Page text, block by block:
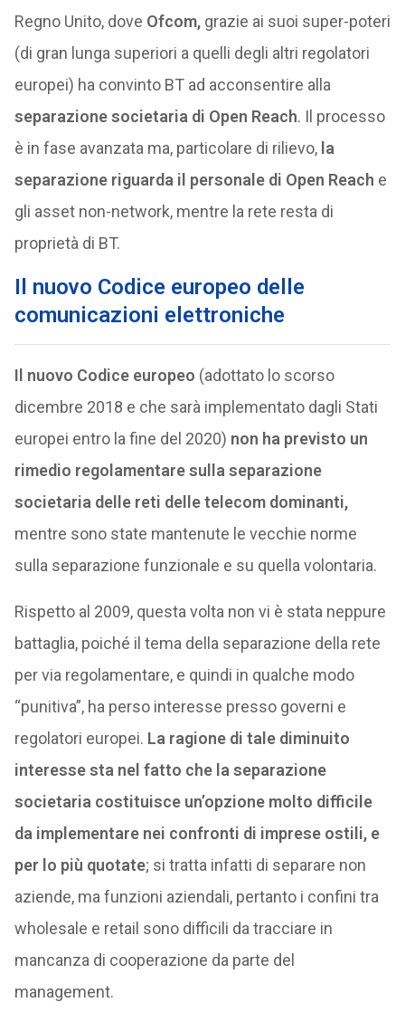
Regno Unito, dove Ofcom,grazie ai suoi super-poteri
(di gran lunga superiori a quelli degli altri regolatori
europei) ha convinto BT ad acconsentire alla
separazione societaria di Open Reach. Il processo
è in fase avanzata ma, particolare di rilievo, la
separazione riguarda il personale di Open Reach e
gli asset non-network, mentre la rete resta di
proprietà di BT.
Il nuovo Codice europeo delle
comunicazioni elettroniche
Il nuovo Codice europeo (adottato lo scorso
dicembre 2018 e che sarà implementato dagli Stati
europei entro la fine del 2020) non ha previsto un
rimedio regolamentare sulla separazione
societaria delle reti delle telecom dominanti,
mentre sono state mantenute le vecchie norme
sulla separazione funzionale e su quella volontaria.
Rispetto al 2009, questa volta non vi è stata neppure
battaglia, poiché il tema della separazione della rete
per via regolamentare, e quindi in qualche modo
“punitiva”, ha perso interesse presso governi e
regolatori europei. La ragione di tale diminuito
interesse sta nel fatto che la separazione
societaria costituisce un’opzione molto difficile
da implementare nei confronti di imprese ostili, e
per lo più quotate; si tratta infatti di separare non
aziende, ma funzioni aziendali, pertanto i confini tra
wholesale e retail sono difficili da tracciare in
mancanza di cooperazione da parte del
management.